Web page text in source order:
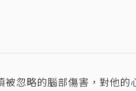
被忽略的腦部傷害，對他